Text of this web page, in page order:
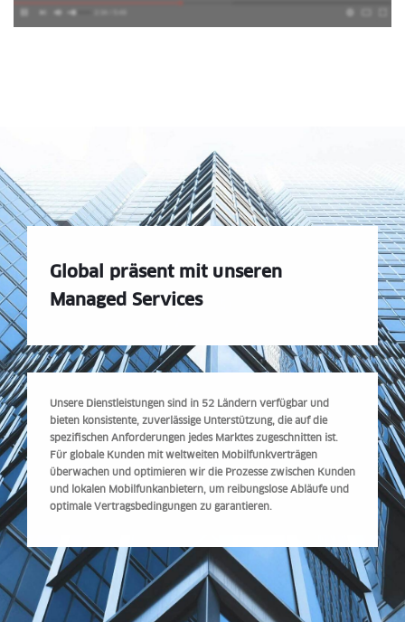
Global präsent mit unseren
Managed Services
Unsere Dienstleistungen sind in 52 Ländern verfügbar und
bieten konsistente, zuverlässige Unterstützung, die auf die
spezifischen Anforderungen jedes Marktes zugeschnitten ist.
Für globale Kunden mit weltweiten Mobilfunkverträgen
überwachen und optimieren wir die Prozesse zwischen Kunden
und lokalen Mobilfunkanbietern, um reibungslose Abläufe und
optimale Vertragsbedingungen zu garantieren.